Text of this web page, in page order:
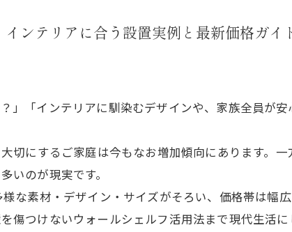
ンテリアに合う設置実例と最新価格ガイ
」「インテリアに馴染むデザインや、家族全員が
切にするご家庭は今もなお増加傾向にあります。
いのが現実です。
様な素材・デザイン・サイズがそろい、価格帯は幅広
つけないウォールシェルフ活用法まで現代生活に